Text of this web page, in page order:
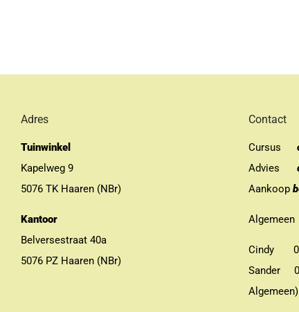
Adres
Tuinwinkel
Kapelweg 9
5076 TK Haaren (NBr)
Kantoor
Belversestraat 40a
5076 PZ Haaren (NBr)
Contact
Cursus
Advies
Aankoop
Algemeen
Cindy
Sander
Algemeen)